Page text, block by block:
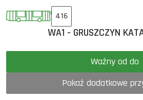
416
WA1 - GRUSZCZYN
Ważny od do
Pokaż dodatkowe